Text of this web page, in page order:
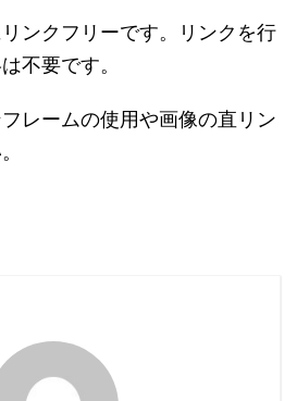
ンクフリーです。リンクを行
不要です。
レームの使用や画像の直リン